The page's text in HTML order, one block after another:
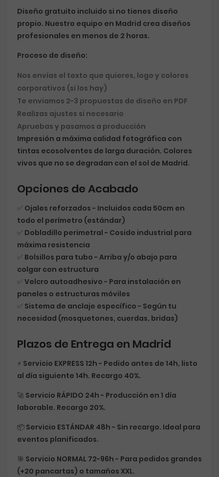
Diseño gratuito incluido si no tienes diseño
propio. Nuestro equipo en Madrid crea diseños
profesionales en menos de 2 horas.
Proceso de diseño:
Nos envías el texto que quieres, logo y colores
corporativos (si los hay)
Te enviamos 2-3 propuestas de diseño en PDF
Realizas ajustes si necesario
Apruebas y pasamos a producción
Impresión a máxima calidad fotográfica con
tintas ecosolventes de larga duración. Colores
vivos que no se degradan con el sol de Madrid.
Opciones de Acabado
✅ Ojales reforzados - Incluidos cada 50cm en
todo el perímetro (estándar)
✅ Dobladillo perimetral - Cosido industrial para
máxima resistencia
✅ Bolsillos para tubo - Arriba y/o abajo para
colgar con estructura
✅ Velcro autoadhesivo - Para instalación en
paneles o estructuras móviles
✅ Sistema de anclaje específico - Según tu
necesidad (mosquetones, cuerdas, bridas)
Plazos de Entrega en Madrid
⚡ Servicio EXPRESS 12h - Pedido antes de 14h, listo
al día siguiente 14h. Recargo 40%.
🚀 Servicio RÁPIDO 24h - Producción en 1 día
laborable. Recargo 20%.
📦 Servicio ESTÁNDAR 48h - Sin recargo. Ideal para
eventos planificados.
🎯 Servicio NORMAL 72-96h - Para pedidos grandes
(+20 pancartas) o tamaños XXL.